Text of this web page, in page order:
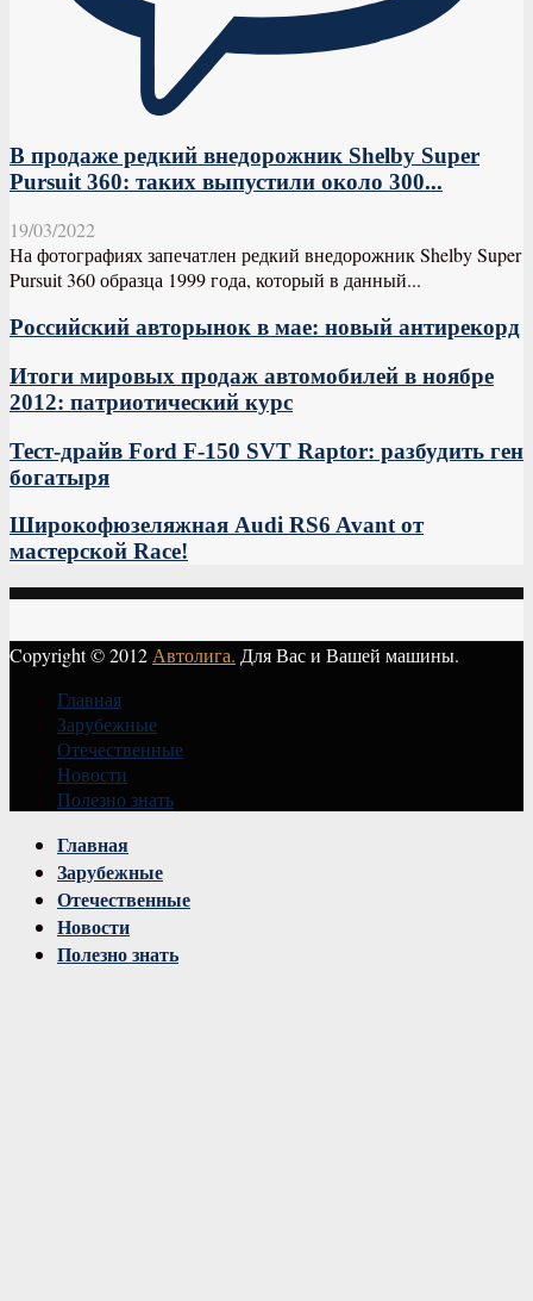
В продаже редкий внедорожник Shelby Super
Pursuit 360: таких выпустили около 300...
19/03/2022
На фотографиях запечатлен редкий внедорожник Shelby Super
Pursuit 360 образца 1999 года, который в данный...
Российский авторынок в мае: новый антирекорд
Итоги мировых продаж автомобилей в ноябре
2012: патриотический курс
Тест-драйв Ford F-150 SVT Raptor: разбудить ген
богатыря
Широкофюзеляжная Audi RS6 Avant от
мастерской Race!
Copyright © 2012 Автолига. Для Вас и Вашей машины.
Главная
Зарубежные
Отечественные
Новости
Полезно знать
Главная
Зарубежные
Отечественные
Новости
Полезно знать